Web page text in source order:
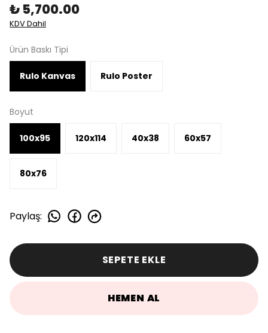
₺ 5,700.00
KDV Dahil
Ürün Baskı Tipi
Rulo Kanvas Rulo Poster
Boyut
100x95 120x114 40x38 60x57
80x76
Paylaş:
SEPETE EKLE
HEMEN AL